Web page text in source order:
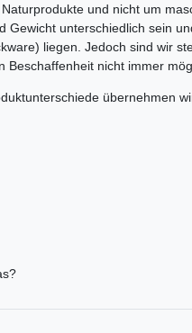
und nicht um
Gewicht unterschiedlich sein
liegen. Jedoch sind wir
Beschaffenheit nicht immer
übernehmen